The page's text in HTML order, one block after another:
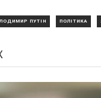
ПУТІН ПОЛІТИКА